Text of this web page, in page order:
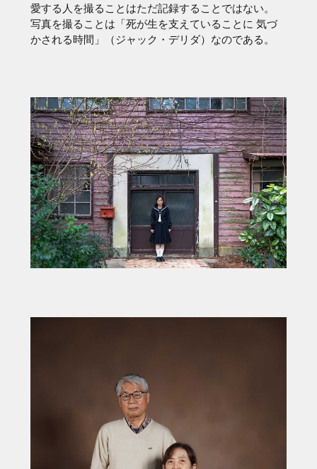
愛する人を撮ることはただ記録することではない。
写真を撮ることは「死が生を支えていることに 気づ
かされる時間」（ジャック・デリダ）なのである。